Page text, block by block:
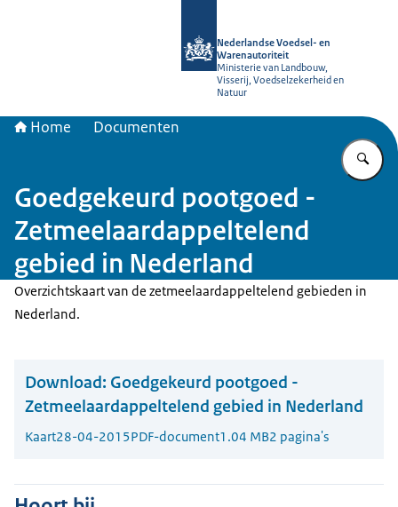
Nederlandse Voedsel- en
Warenautoriteit
Ministerie van Landbouw,
Visserij, Voedselzekerheid en
Natuur
Home Documenten
Goedgekeurd pootgoed -
Zetmeelaardappeltelend
gebied in Nederland
Overzichtskaart van de zetmeelaardappeltelend gebieden in
Nederland.
Download: Goedgekeurd pootgoed -
Zetmeelaardappeltelend gebied in Nederland
Kaart28-04-2015PDF-document1.04 MB2 pagina's